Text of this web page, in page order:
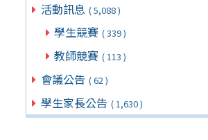
活動訊息 ( 5,088 )
學生競賽 ( 339 )
教師競賽 ( 113 )
會議公告 ( 62 )
學生家長公告 ( 1,630 )